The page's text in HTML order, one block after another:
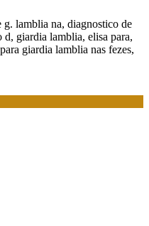
g. lamblia na, diagnostico de
d, giardia lamblia, elisa para,
giardia lamblia nas fezes,